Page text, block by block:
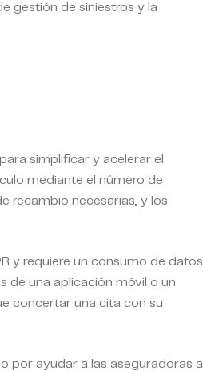
gestión de siniestros y la
simplificar y acelerar el
mediante el número de
recambio necesarias, y los
y requiere un consumo de datos
de una aplicación móvil o un
concertar una cita con su
por ayudar a las aseguradoras a